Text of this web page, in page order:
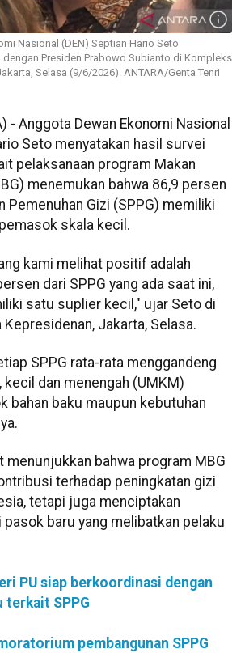
Nasional (DEN) Septian Hario Seto
Presiden Prabowo Subianto di Kompleks
Selasa (9/6/2026). ANTARA/Genta Tenri
- Anggota Dewan Ekonomi Nasional
Seto menyatakan hasil survei
pelaksanaan program Makan
menemukan bahwa 86,9 persen
Pemenuhan Gizi (SPPG) memiliki
skala kecil.
kami melihat positif adalah
dari SPPG yang ada saat ini,
satu suplier kecil," ujar Seto di
Jakarta, Selasa.
SPPG rata-rata menggandeng
dan menengah (UMKM)
bahan baku maupun kebutuhan
bahwa program MBG
terhadap peningkatan gizi
tetapi juga menciptakan
baru yang melibatkan pelaku
PU siap berkoordinasi dengan
terkait SPPG
pembangunan SPPG